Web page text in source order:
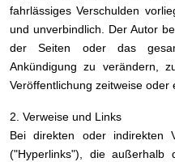
fahrlässiges Verschulden
und unverbindlich. Der Autor
der Seiten oder das
Ankündigung zu verändern,
Veröffentlichung zeitweise oder
2. Verweise und Links
Bei direkten oder indirekten
("Hyperlinks"), die außerhalb